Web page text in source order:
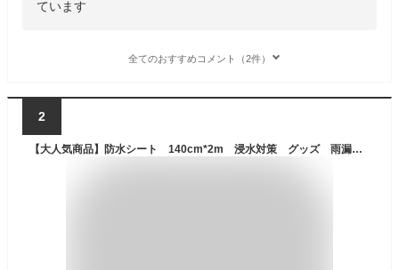
ています
全てのおすすめコメント（2件）
2
【大人気商品】防水シート 140cm*2m 浸水対策 グッズ 雨漏り対策 水害対策 台風対策 豪雨対策 洪水 シート ゲリラ豪雨対策